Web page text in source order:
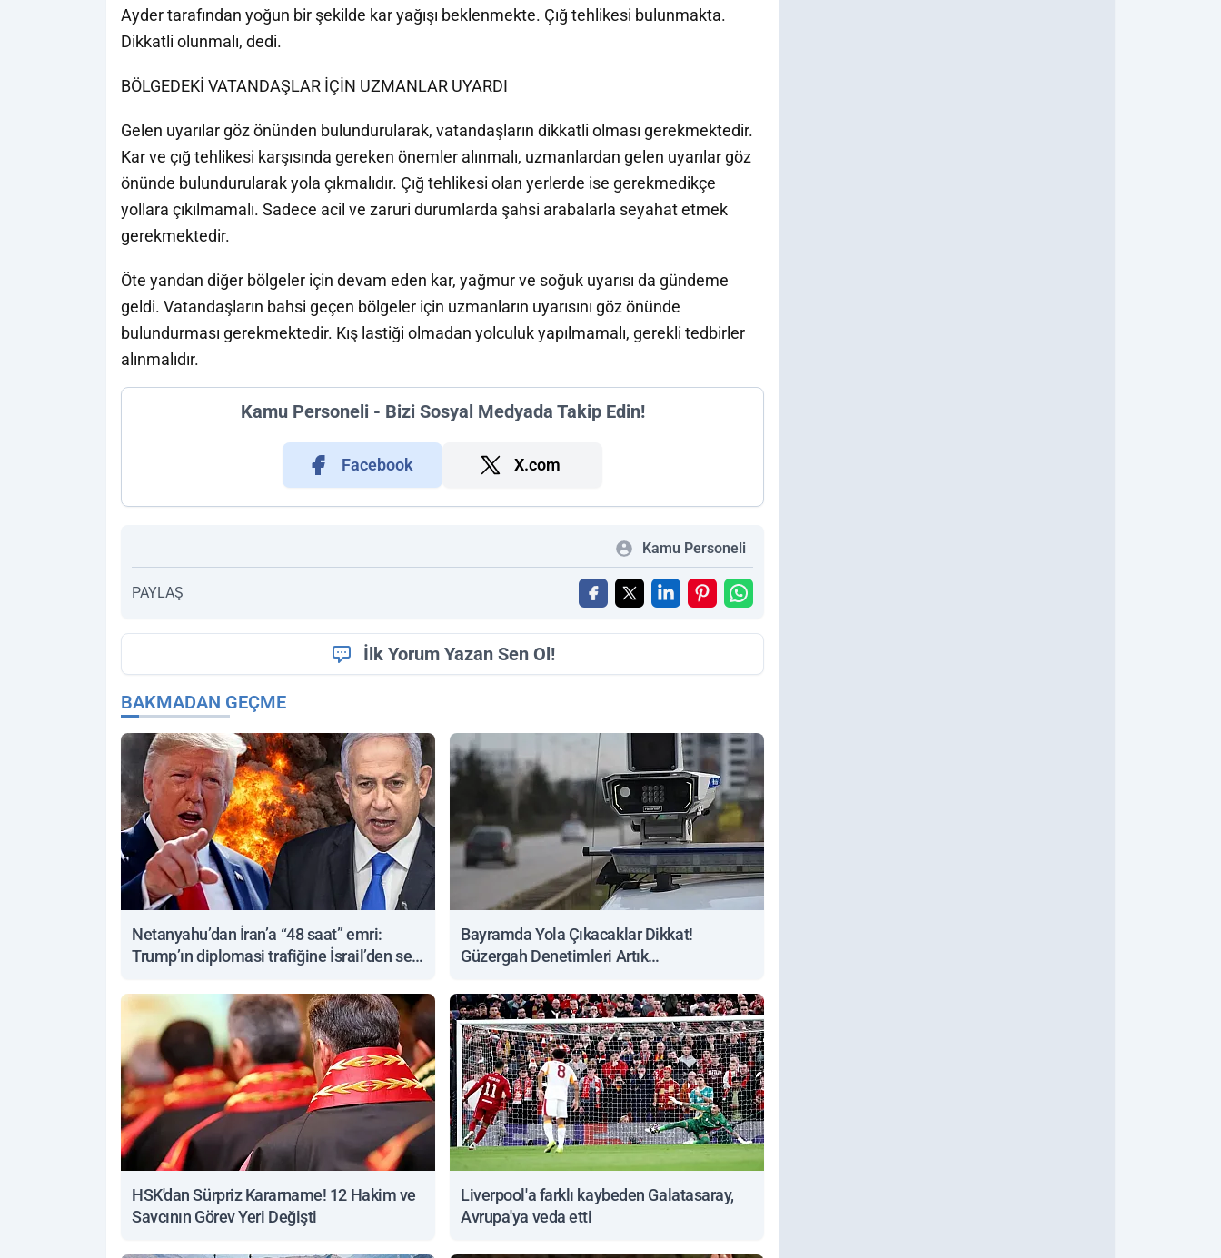
Ayder tarafından yoğun bir şekilde kar yağışı beklenmekte. Çığ tehlikesi bulunmakta.
Dikkatli olunmalı, dedi.
BÖLGEDEKİ VATANDAŞLAR İÇİN UZMANLAR UYARDI
Gelen uyarılar göz önünden bulundurularak, vatandaşların dikkatli olması gerekmektedir.
Kar ve çığ tehlikesi karşısında gereken önemler alınmalı, uzmanlardan gelen uyarılar göz
önünde bulundurularak yola çıkmalıdır. Çığ tehlikesi olan yerlerde ise gerekmedikçe
yollara çıkılmamalı. Sadece acil ve zaruri durumlarda şahsi arabalarla seyahat etmek
gerekmektedir.
Öte yandan diğer bölgeler için devam eden kar, yağmur ve soğuk uyarısı da gündeme
geldi. Vatandaşların bahsi geçen bölgeler için uzmanların uyarısını göz önünde
bulundurması gerekmektedir. Kış lastiği olmadan yolculuk yapılmamalı, gerekli tedbirler
alınmalıdır.
Kamu Personeli - Bizi Sosyal Medyada Takip Edin!
Facebook X.com
Kamu Personeli
PAYLAŞ
İlk Yorum Yazan Sen Ol!
BAKMADAN GEÇME
Netanyahu’dan İran’a “48 saat” emri:
Trump’ın diplomasi trafiğine İsrail’den sert
Bayramda Yola Çıkacaklar Dikkat!
Güzergah Denetimleri Artık
HSK'dan Sürpriz Kararname! 12 Hakim ve
Savcının Görev Yeri Değişti
Liverpool'a farklı kaybeden Galatasaray,
Avrupa'ya veda etti